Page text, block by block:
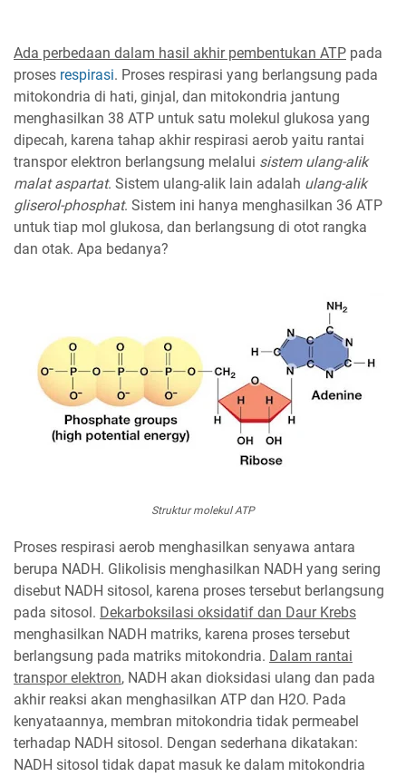
Ada perbedaan dalam hasil akhir pembentukan ATP pada
proses respirasi. Proses respirasi yang berlangsung pada
mitokondria di hati, ginjal, dan mitokondria jantung
menghasilkan 38 ATP untuk satu molekul glukosa yang
dipecah, karena tahap akhir respirasi aerob yaitu rantai
transpor elektron berlangsung melalui sistem ulang-alik
malat aspartat. Sistem ulang-alik lain adalah ulang-alik
gliserol-phosphat. Sistem ini hanya menghasilkan 36 ATP
untuk tiap mol glukosa, dan berlangsung di otot rangka
dan otak. Apa bedanya?
Struktur molekul ATP
Proses respirasi aerob menghasilkan senyawa antara
berupa NADH. Glikolisis menghasilkan NADH yang sering
disebut NADH sitosol, karena proses tersebut berlangsung
pada sitosol. Dekarboksilasi oksidatif dan Daur Krebs
menghasilkan NADH matriks, karena proses tersebut
berlangsung pada matriks mitokondria. Dalam rantai
transpor elektron, NADH akan dioksidasi ulang dan pada
akhir reaksi akan menghasilkan ATP dan H2O. Pada
kenyataannya, membran mitokondria tidak permeabel
terhadap NADH sitosol. Dengan sederhana dikatakan:
NADH sitosol tidak dapat masuk ke dalam mitokondria